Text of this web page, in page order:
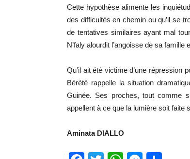
Cette hypothèse alimente les
des difficultés en chemin ou qu’il se
de tentatives similaires ayant mal
N’faly alourdit l’angoisse de sa famille
Qu’il ait été victime d’une répression
Bérété rappelle la situation
Guinée. Ses proches, tout comme
appellent à ce que la lumière soit faite
Aminata DIALLO